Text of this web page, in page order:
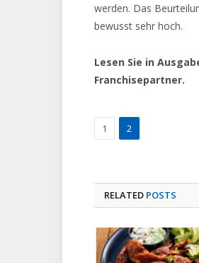
werden. Das
bewusst sehr hoch.
Lesen Sie in
Franchisepartner.
1 2
RELATED POSTS